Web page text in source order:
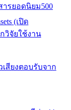
ารยอดนิยม500
(เปิด
วิจัยใช้งาน
เสียงตอบรับจาก